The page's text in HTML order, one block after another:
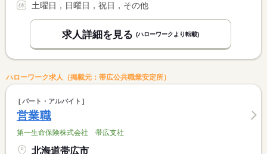
土曜日，日曜日，祝日，その他
求人詳細を見る (ハローワークより転載)
ハローワーク求人（掲載元：帯広公共職業安定所）
パート・アルバイト
営業職
第一生命保険株式会社 帯広支社
北海道帯広市